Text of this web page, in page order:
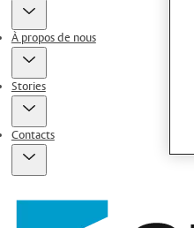
À propos de nous
Stories
Contacts